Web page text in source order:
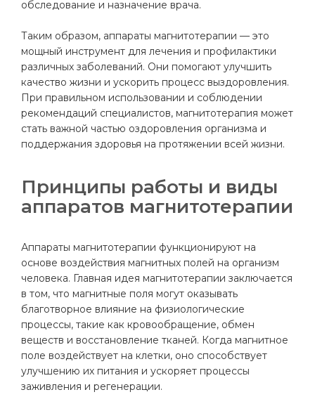
обследование и назначение врача.
Таким образом, аппараты магнитотерапии — это
мощный инструмент для лечения и профилактики
различных заболеваний. Они помогают улучшить
качество жизни и ускорить процесс выздоровления.
При правильном использовании и соблюдении
рекомендаций специалистов, магнитотерапия может
стать важной частью оздоровления организма и
поддержания здоровья на протяжении всей жизни.
Принципы работы и виды
аппаратов магнитотерапии
Аппараты магнитотерапии функционируют на
основе воздействия магнитных полей на организм
человека. Главная идея магнитотерапии заключается
в том, что магнитные поля могут оказывать
благотворное влияние на физиологические
процессы, такие как кровообращение, обмен
веществ и восстановление тканей. Когда магнитное
поле воздействует на клетки, оно способствует
улучшению их питания и ускоряет процессы
заживления и регенерации.